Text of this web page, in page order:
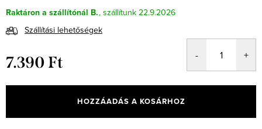
Raktáron a szállítónál B.
22.9.2026
Szállítási lehetőségek
7.390 Ft
HOZZÁADÁS A KOSÁRHOZ